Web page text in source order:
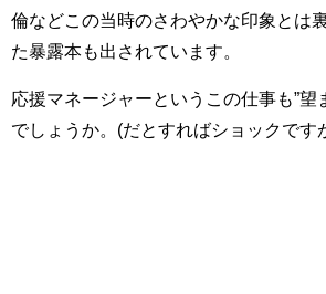
倫などこの当時のさわやかな印象とは
た暴露本も出されています。
応援マネージャーというこの仕事も”望
でしょうか。(だとすればショックです